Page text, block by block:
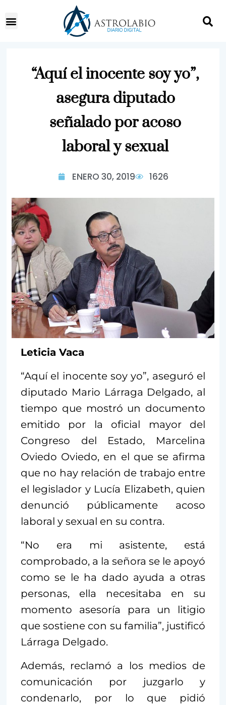
“Aquí el inocente soy yo”,
asegura diputado
señalado por acoso
laboral y sexual
ENERO 30, 2019 1626
Leticia Vaca
“Aquí el inocente soy yo”, aseguró el
diputado Mario Lárraga Delgado, al
tiempo que mostró un documento
emitido por la oficial mayor del
Congreso del Estado, Marcelina
Oviedo Oviedo, en el que se afirma
que no hay relación de trabajo entre
el legislador y Lucía Elizabeth, quien
denunció públicamente acoso
laboral y sexual en su contra.
“No era mi asistente, está
comprobado, a la señora se le apoyó
como se le ha dado ayuda a otras
personas, ella necesitaba en su
momento asesoría para un litigio
que sostiene con su familia”, justificó
Lárraga Delgado.
Además, reclamó a los medios de
comunicación por juzgarlo y
condenarlo, por lo que pidió